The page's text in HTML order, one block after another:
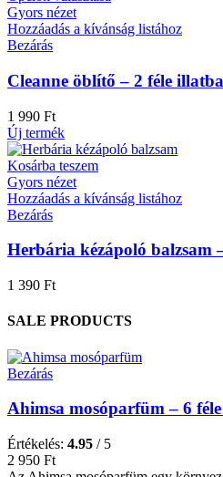
Gyors nézet
Hozzáadás a kívánság listához
Bezárás
Cleanne öblítő – 2 féle
1 990 Ft
Új termék
Kosárba teszem
Gyors nézet
Hozzáadás a kívánság listához
Bezárás
Herbária kézápoló balzsam
1 390 Ft
SALE PRODUCTS
Bezárás
Ahimsa mosóparfüm – 6
Értékelés: 4.95 / 5
2 950 Ft